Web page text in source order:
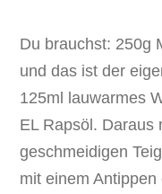
Du brauchst: 250g
und das ist der
125ml lauwarmes
EL Rapsöl. Daraus
geschmeidigen
mit einem